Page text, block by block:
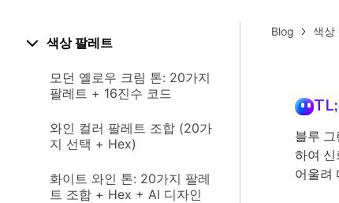
색상 팔레트
모던 옐로우 크림 톤: 20가지
팔레트 + 16진수 코드
와인 컬러 팔레트 조합 (20가
지 선택 + Hex)
화이트 와인 톤: 20가지 팔레
트 조합 + Hex + AI 디자인
Blog 색상
블루
하여
어울려